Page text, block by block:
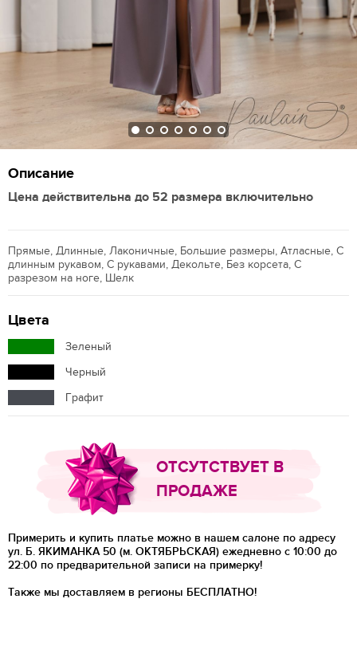
Описание
Цена действительна до 52 размера включительно
Прямые, Длинные, Лаконичные, Большие размеры, Атласные, С
длинным рукавом, С рукавами, Декольте, Без корсета, С
разрезом на ноге, Шелк
Цвета
Зеленый
Черный
Графит
ОТСУТСТВУЕТ В
ПРОДАЖЕ
Примерить и купить платье можно в нашем салоне по адресу
ул. Б. ЯКИМАНКА 50 (м. ОКТЯБРЬСКАЯ) ежедневно с 10:00 до
22:00 по предварительной записи на примерку!
Также мы доставляем в регионы БЕСПЛАТНО!